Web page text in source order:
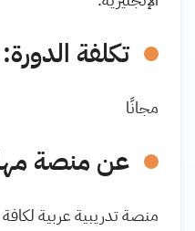
تكلفة الدورة:
مجانًا
عن منصة
منصة تدريبية عربية